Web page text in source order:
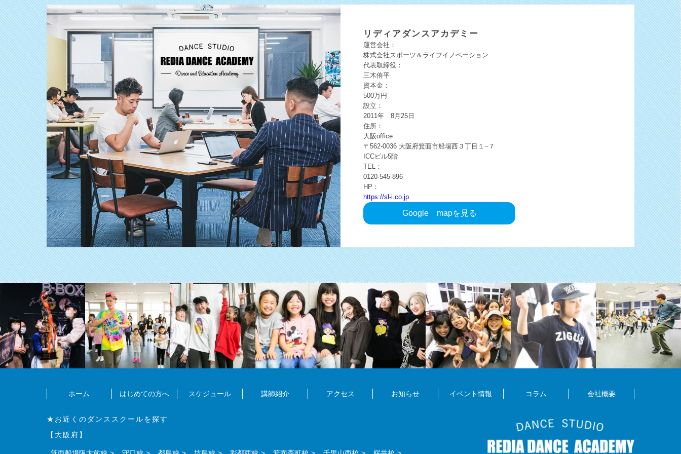
リディアダンスアカデミー
運営会社：
株式会社スポーツ＆ライフイノベーション
代表取締役：
三木侑平
資本金：
500万円
設立：
2011年 8月25日
住所：
大阪office
〒562-0036 大阪府箕面市船場西３丁目１−７
ICCビル5階
TEL：
0120-545-896
HP：
https://sl-i.co.jp
Google mapを見る
ホーム はじめての方へ スケジュール 講師紹介 アクセス お知らせ イベント情報 コラム 会社概要
★お近くのダンススクールを探す
【大阪府】